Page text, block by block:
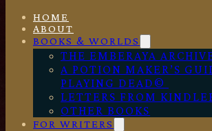
HOME
ABOUT
BOOKS & WORLDS
THE EMBERAYA
A POTION MAKER’S
PLAYING DEAD©
LETTERS FROM
OTHER BOOKS
FOR WRITERS